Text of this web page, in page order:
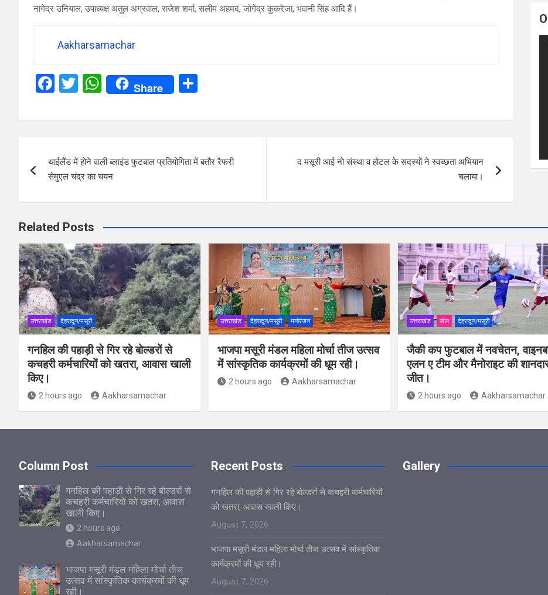
नागेद्र उनियाल, उपाध्यक्ष अतुल अग्रवाल, राजेश शर्मा, सलीम अहमद, जोगेंद्र कुकरेजा, भवानी सिंह आदि हैं।
Aakharsamachar
F
ce
o
o
k
T
tt
W
at
A
p
p
Share
ar
navigation
थाईलैंड में होने वाली ब्लाइंड फुटबाल प्रतियोगिता में बतौर रैफरी
सेमुएल चंद्र का चयन
द मसूरी आई नो संस्था व होटल के सदस्यों ने स्वच्छता अभियान
चलाया।
Related Posts
उत्तराखंड देहरादून/मसूरी
गनहिल की पहाड़ी से गिर रहे बोल्डरों से
कचहरी कर्मचारियों को खतरा, आवास खाली
किए।
2 hours ago Aakharsamachar
उत्तराखंड देहरादून/मसूरी मनोरंजन
भाजपा मसूरी मंडल महिला मोर्चा तीज उत्सव
में सांस्कृतिक कार्यक्रमों की धूम रही।
2 hours ago Aakharsamachar
उत्तराखंड खेल देहरादून/मसूरी
जैकी कप फुटबाल में नवचेतन,
एलन ए टीम और मैनोराइट की
जीत।
2 hours ago Aakharsamachar
Column Post
गनहिल की पहाड़ी से गिर रहे बोल्डरों से
कचहरी कर्मचारियों को खतरा, आवास
खाली किए।
2 hours ago
Aakharsamachar
भाजपा मसूरी मंडल महिला मोर्चा तीज
उत्सव में सांस्कृतिक कार्यक्रमों की धूम
रही।
Recent Posts
गनहिल की पहाड़ी से गिर रहे बोल्डरों से कचहरी कर्मचारियों
को खतरा, आवास खाली किए।
August 7, 2026
भाजपा मसूरी मंडल महिला मोर्चा तीज उत्सव में सांस्कृतिक
कार्यक्रमों की धूम रही।
August 7, 2026
Gallery